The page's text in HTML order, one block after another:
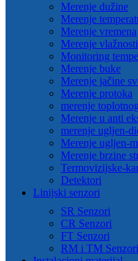
Merenje dužine
Merenje
Merenje vremena
Merenje
Monitoring
Merenje buke
Merenje jačine
Merenje protoka
merenje
Merenje u anti
merenje ugljen-
Merenje ugljen-
Merenje brzine
Termovizijske-
Detektori
Linijski senzori
SR Senzori
CR Senzori
FT Senzori
RM i TM Senzori